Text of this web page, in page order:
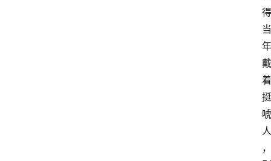
得
当
年
戴
着
挺
唬
人
，